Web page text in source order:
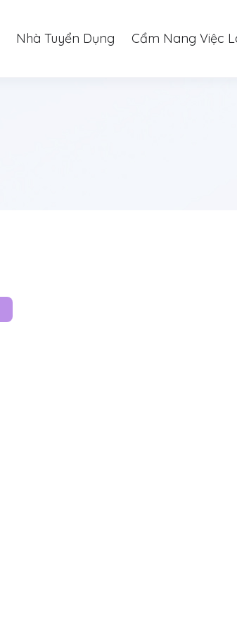
Nhà Tuyển Dụng Cẩm Nang Việc